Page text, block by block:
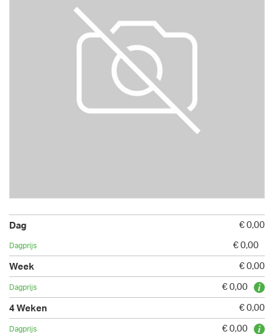
€ 0,00
€ 0,00
€ 0,00
€ 0,00
€ 0,00
€ 0,00